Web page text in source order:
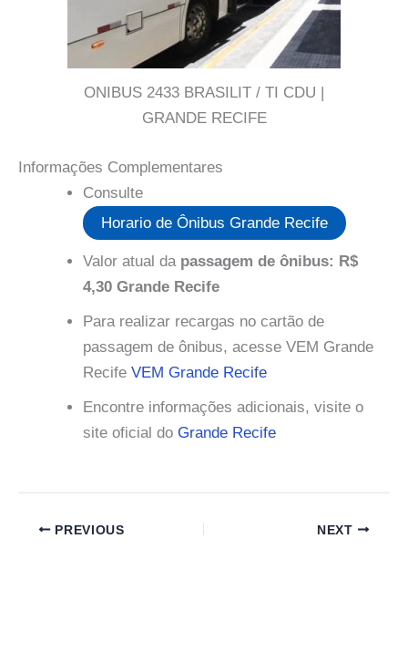
ONIBUS 2433 BRASILIT / TI CDU |
GRANDE RECIFE
Informações Complementares
Consulte
Horario de Ônibus Grande Recife
Valor atual da passagem de ônibus: R$
4,30 Grande Recife
Para realizar recargas no cartão de
passagem de ônibus, acesse VEM Grande
Recife VEM Grande Recife
Encontre informações adicionais, visite o
site oficial do Grande Recife
PREVIOUS NEXT